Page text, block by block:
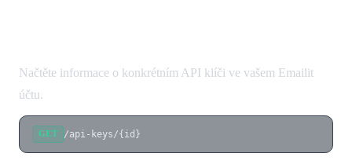
Načtěte informace o konkrétním API klíči ve vašem Emailit
účtu.
GET /api-keys/{id}